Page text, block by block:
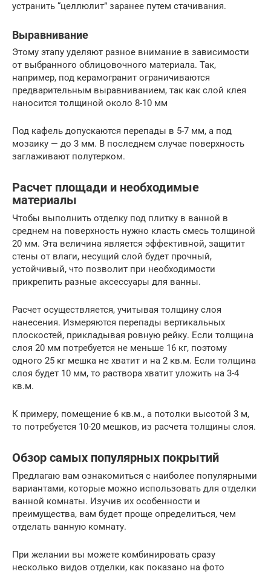
устранить “целлюлит” заранее путем стачивания.
Выравнивание
Этому этапу уделяют разное внимание в зависимости
от выбранного облицовочного материала. Так,
например, под керамогранит ограничиваются
предварительным выравниванием, так как слой клея
наносится толщиной около 8-10 мм
Под кафель допускаются перепады в 5-7 мм, а под
мозаику — до 3 мм. В последнем случае поверхность
заглаживают полутерком.
Расчет площади и необходимые
материалы
Чтобы выполнить отделку под плитку в ванной в
среднем на поверхность нужно класть смесь толщиной
20 мм. Эта величина является эффективной, защитит
стены от влаги, несущий слой будет прочный,
устойчивый, что позволит при необходимости
прикрепить разные аксессуары для ванны.
Расчет осуществляется, учитывая толщину слоя
нанесения. Измеряются перепады вертикальных
плоскостей, прикладывая ровную рейку. Если толщина
слоя 20 мм потребуется не меньше 16 кг, поэтому
одного 25 кг мешка не хватит и на 2 кв.м. Если толщина
слоя будет 10 мм, то раствора хватит уложить на 3-4
кв.м.
К примеру, помещение 6 кв.м., а потолки высотой 3 м,
то потребуется 10-20 мешков, из расчета толщины слоя.
Обзор самых популярных покрытий
Предлагаю вам ознакомиться с наиболее популярными
вариантами, которые можно использовать для отделки
ванной комнаты. Изучив их особенности и
преимущества, вам будет проще определиться, чем
отделать ванную комнату.
При желании вы можете комбинировать сразу
несколько видов отделки, как показано на фото